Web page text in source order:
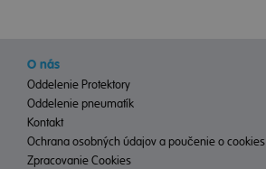
O nás
Oddelenie Protektory
Oddelenie pneumatík
Kontakt
Ochrana osobných údajov a poučenie o cookies
Zpracovanie Cookies